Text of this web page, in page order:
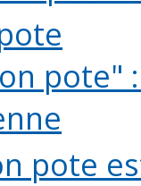
pote"
pote